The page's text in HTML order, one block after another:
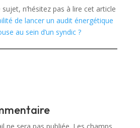
n’hésitez pas à lire cet article
de lancer un audit énergétique
au sein d’un syndic ?